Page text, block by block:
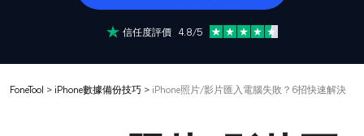
信任度評價 4.8/5
FoneTool > iPhone數據備份技巧 > iPhone照片/影片匯入電腦失敗？6招快速解決